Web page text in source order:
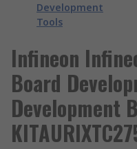
Development
Tools
Infineon
Board
Development